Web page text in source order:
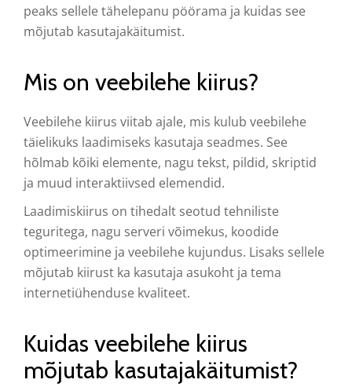
peaks sellele tähelepanu pöörama ja kuidas see
mõjutab kasutajakäitumist.
Mis on veebilehe kiirus?
Veebilehe kiirus viitab ajale, mis kulub veebilehe
täielikuks laadimiseks kasutaja seadmes. See
hõlmab kõiki elemente, nagu tekst, pildid, skriptid
ja muud interaktiivsed elemendid.
Laadimiskiirus on tihedalt seotud tehniliste
teguritega, nagu serveri võimekus, koodide
optimeerimine ja veebilehe kujundus. Lisaks sellele
mõjutab kiirust ka kasutaja asukoht ja tema
internetiühenduse kvaliteet.
Kuidas veebilehe kiirus
mõjutab kasutajakäitumist?